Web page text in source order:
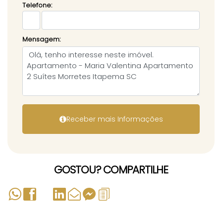
Telefone:
Mensagem:
GOSTOU? COMPARTILHE